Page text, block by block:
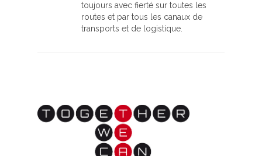
toujours avec fierté sur toutes les
routes et par tous les canaux de
transports et de logistique.